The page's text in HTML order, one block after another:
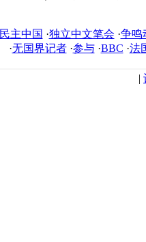
民主中国 ·独立中文笔会 ·争鸣
·无国界记者·参与·BBC ·法
|